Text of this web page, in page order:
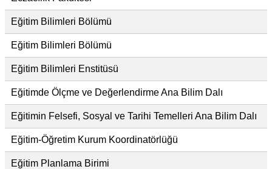
Eğitim Bilimleri Bölümü
Eğitim Bilimleri Bölümü
Eğitim Bilimleri Enstitüsü
Eğitimde Ölçme ve Değerlendirme Ana Bilim Dalı
Eğitimin Felsefi, Sosyal ve Tarihi Temelleri Ana Bilim Dalı
Eğitim-Öğretim Kurum Koordinatörlüğü
Eğitim Planlama Birimi